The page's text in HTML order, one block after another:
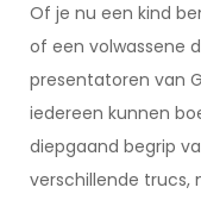
Of je nu een kind
of een volwassene
presentatoren van
iedereen kunnen
diepgaand begrip
verschillende trucs,